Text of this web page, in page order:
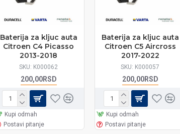
SKU: K000062
Baterija za kljuc auta
Citroen C4 Picasso
2013-2018
200,00RSD
Kupi odmah
Postavi pitanje
SKU: K000057
Baterija za kljuc auta
Citroen C5 Aircross
2017-2022
200,00RSD
Kupi odmah
Postavi pitanje